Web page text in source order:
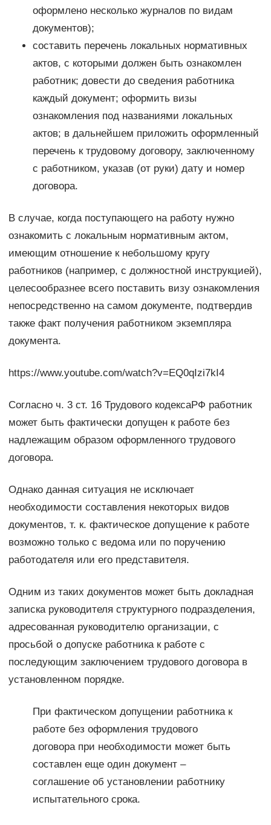
оформлено несколько журналов по видам
документов);
составить перечень локальных нормативных
актов, с которыми должен быть ознакомлен
работник; довести до сведения работника
каждый документ; оформить визы
ознакомления под названиями локальных
актов; в дальнейшем приложить оформленный
перечень к трудовому договору, заключенному
с работником, указав (от руки) дату и номер
договора.
В случае, когда поступающего на работу нужно
ознакомить с локальным нормативным актом,
имеющим отношение к небольшому кругу
работников (например, с должностной инструкцией),
целесообразнее всего поставить визу ознакомления
непосредственно на самом документе, подтвердив
также факт получения работником экземпляра
документа.
https://www.youtube.com/watch?v=EQ0qIzi7kI4
Согласно ч. 3 ст. 16 Трудового кодексаРФ работник
может быть фактически допущен к работе без
надлежащим образом оформленного трудового
договора.
Однако данная ситуация не исключает
необходимости составления некоторых видов
документов, т. к. фактическое допущение к работе
возможно только с ведома или по поручению
работодателя или его представителя.
Одним из таких документов может быть докладная
записка руководителя структурного подразделения,
адресованная руководителю организации, с
просьбой о допуске работника к работе с
последующим заключением трудового договора в
установленном порядке.
При фактическом допущении работника к
работе без оформления трудового
договора при необходимости может быть
составлен еще один документ –
соглашение об установлении работнику
испытательного срока.